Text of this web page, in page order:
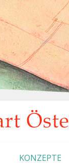
KONZEPTE